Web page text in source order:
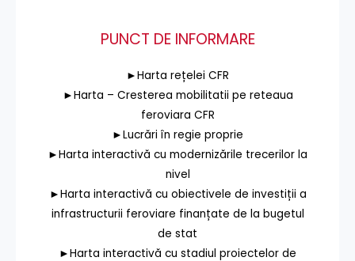
PUNCT DE INFORMARE
►Harta rețelei CFR
►Harta – Cresterea mobilitatii pe reteaua
feroviara CFR
►Lucrări în regie proprie
►Harta interactivă cu modernizările trecerilor la
nivel
►Harta interactivă cu obiectivele de investiții a
infrastructurii feroviare finanțate de la bugetul
de stat
►Harta interactivă cu stadiul proiectelor de